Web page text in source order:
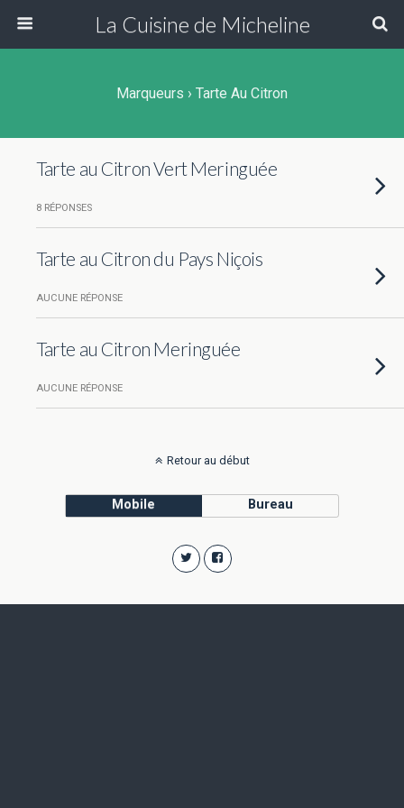
La Cuisine de Micheline
Marqueurs › Tarte Au Citron
Tarte au Citron Vert Meringuée
8 RÉPONSES
Tarte au Citron du Pays Niçois
AUCUNE RÉPONSE
Tarte au Citron Meringuée
AUCUNE RÉPONSE
Retour au début
Mobile Bureau